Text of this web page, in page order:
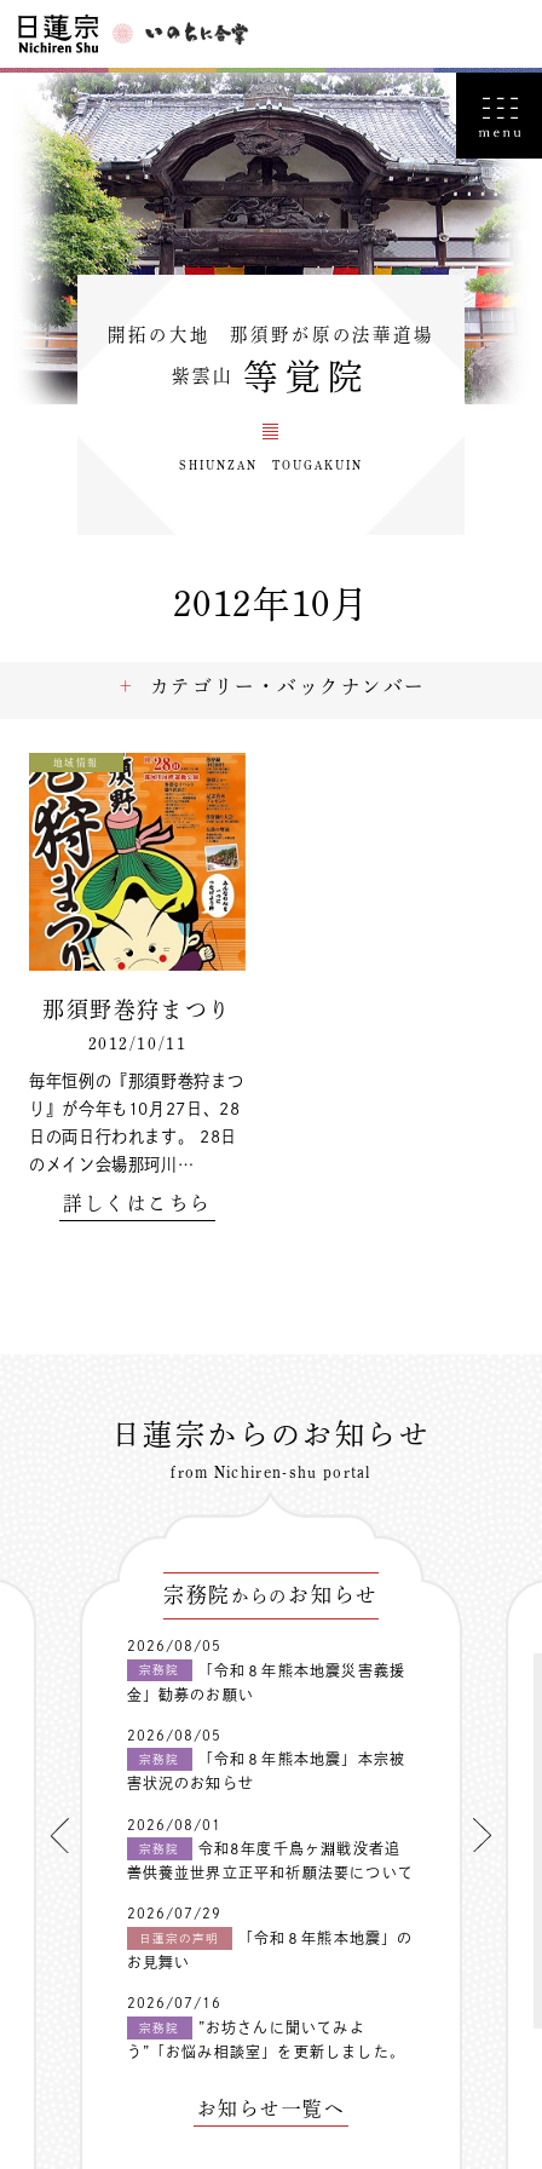
開拓の大地 那須野が原の法華道場
紫雲山 等覚院
SHIUNZAN TOUGAKUIN
2012年10月
地域情報
那須野巻狩まつり
2012/10/11
毎年恒例の『那須野巻狩まつ
り』が今年も10月27日、28
日の両日行われます。 28日
のメイン会場那珂川…
詳しくはこちら
カテゴリー・バックナンバー
日蓮宗からのお知らせ
from Nichiren-shu portal
宗務院 からの お知らせ
2026/08/05
宗務院
「令和８年熊本地震災害義援
金」勧募のお願い
2026/08/05
宗務院
「令和８年熊本地震」本宗被
害状況のお知らせ
2026/08/01
宗務院
令和8年度千鳥ヶ淵戦没者追
善供養並世界立正平和祈願法要について
2026/07/29
日蓮宗の声明
「令和８年熊本地震」の
お見舞い
2026/07/16
宗務院
”お坊さんに聞いてみよ
う”「お悩み相談室」を更新しました。
お知らせ一覧へ